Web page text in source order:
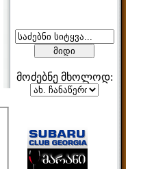
მოძებნე მხოლოდ: